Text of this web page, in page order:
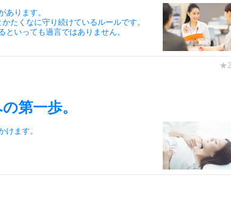
あります。
たくなに守り続けているルールです。
いっても過言ではありません。
第一歩。
けます。